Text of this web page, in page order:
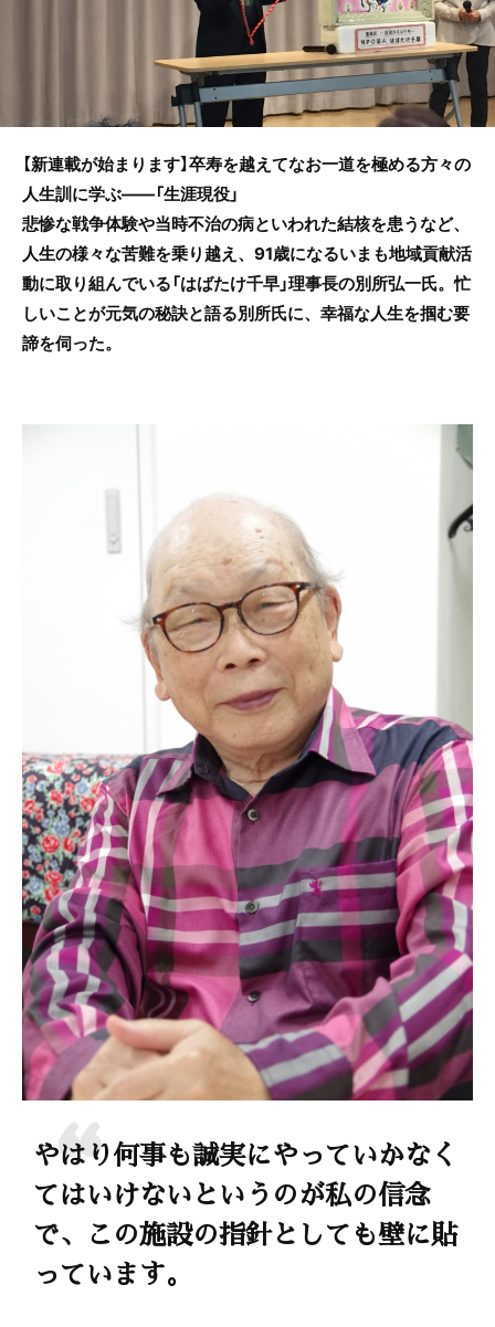
【新連載が始まります】卒寿を越えてなお一道を極める方々の
人生訓に学ぶ――「生涯現役」
悲惨な戦争体験や当時不治の病といわれた結核を患うなど、
人生の様々な苦難を乗り越え、91歳になるいまも地域貢献活
動に取り組んでいる「はばたけ千早」理事長の別所弘一氏。忙
しいことが元気の秘訣と語る別所氏に、幸福な人生を掴む要
諦を伺った。
やはり何事も誠実にやっていかなく
てはいけないというのが私の信念
で、この施設の指針としても壁に貼
っています。